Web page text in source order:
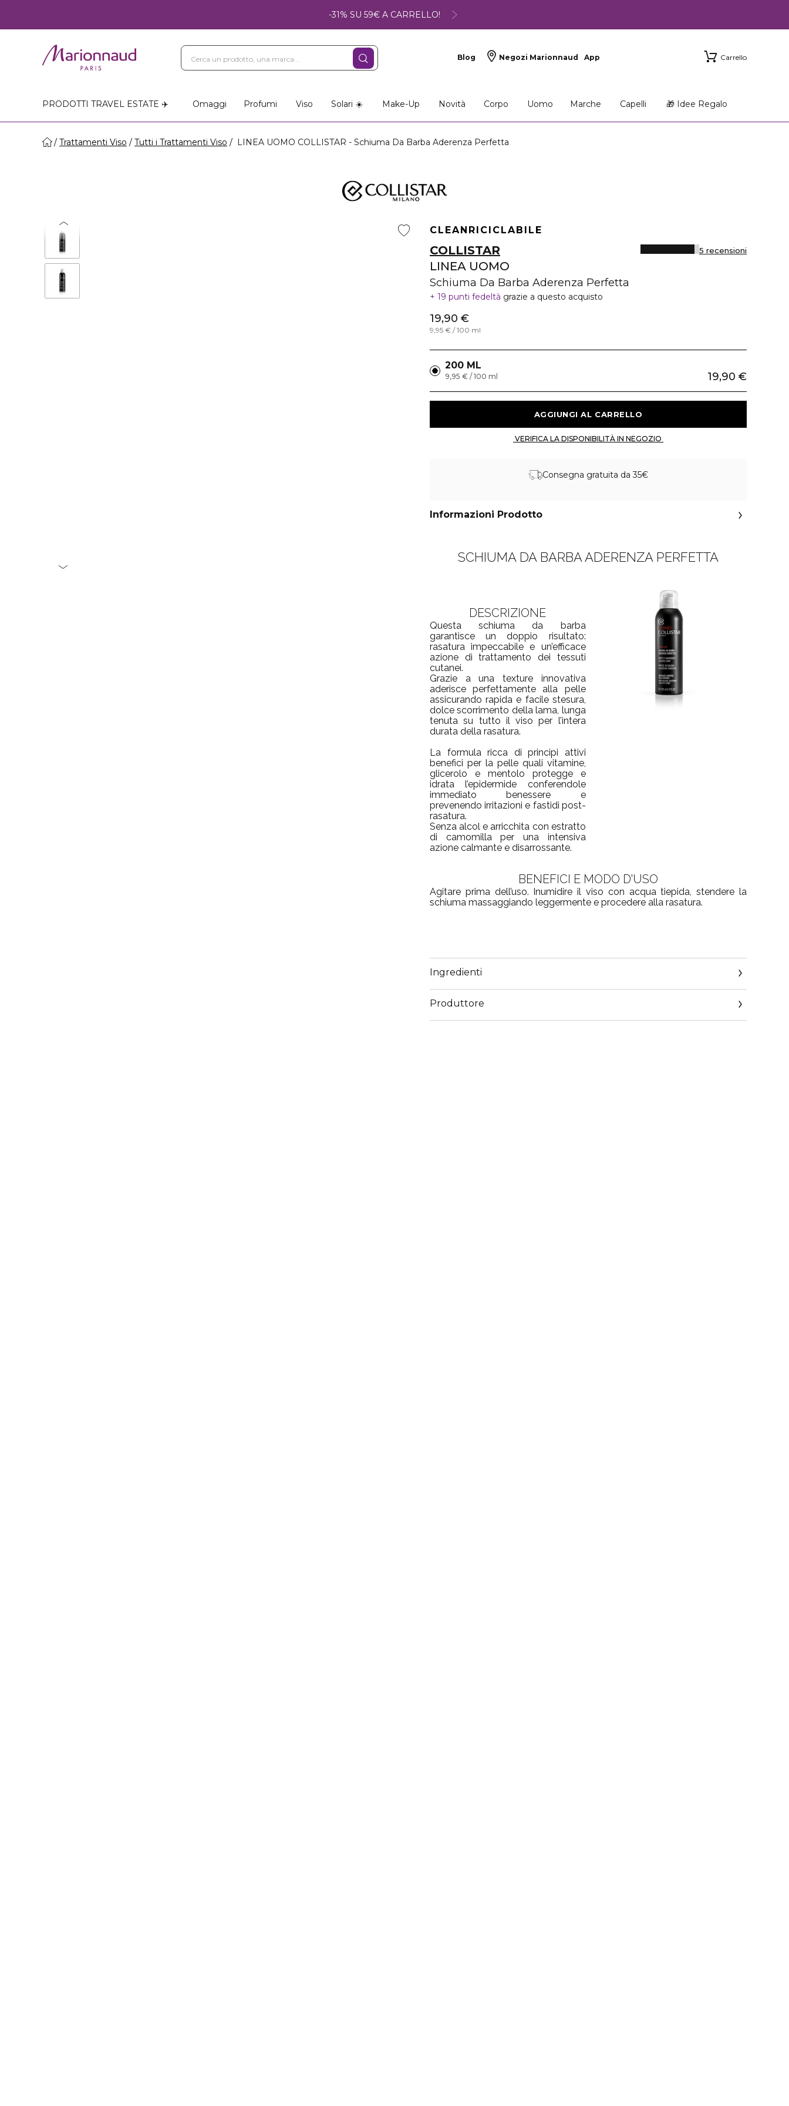
-31% SU 59€ A CARRELLO!
Blog Negozi Marionnaud App Carrello
PRODOTTI TRAVEL ESTATE ✈️ Omaggi Profumi Viso Solari ☀️ Make-Up Novità Corpo Uomo Marche Capelli 🎁 Idee Regalo
Trattamenti Viso Tutti i Trattamenti Viso LINEA UOMO COLLISTAR - Schiuma Da Barba Aderenza Perfetta
CLEAN RICICLABILE
COLLISTAR
LINEA UOMO
Schiuma Da Barba Aderenza Perfetta
5 recensioni
19 punti fedeltà grazie a questo acquisto
19,90 €
9,95 € / 100 ml
200 ML
19,90 €
9,95 € / 100 ml
Consegna gratuita da 35€
Informazioni Prodotto
SCHIUMA DA BARBA ADERENZA PERFETTA
DESCRIZIONE
Questa schiuma da barba
garantisce un doppio risultato:
rasatura impeccabile e un’efficace
azione di trattamento dei tessuti
cutanei.
Grazie a una texture innovativa
aderisce perfettamente alla pelle
assicurando rapida e facile stesura,
dolce scorrimento della lama, lunga
tenuta su tutto il viso per l’intera
durata della rasatura.
La formula ricca di principi attivi
benefici per la pelle quali vitamine,
glicerolo e mentolo protegge e
idrata l’epidermide conferendole
immediato benessere e
prevenendo irritazioni e fastidi post-
rasatura.
Senza alcol e arricchita con estratto
di camomilla per una intensiva
azione calmante e disarrossante.
BENEFICI E MODO D'USO
Agitare prima dell’uso. Inumidire il viso con acqua tiepida, stendere la
schiuma massaggiando leggermente e procedere alla rasatura.
Ingredienti
Produttore